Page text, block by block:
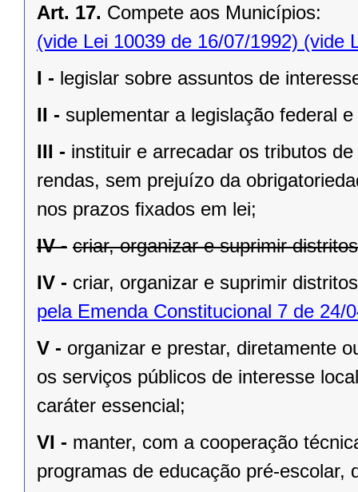
Art. 17. Compete aos Municípios:
(vide Lei 10039 de 16/07/1992) (vide
I - legislar sobre assuntos de
II - suplementar a legislação federal
III - instituir e arrecadar os tributos
rendas, sem prejuízo da
nos prazos ﬁxados em lei;
IV - criar, organizar e suprimir
IV - criar, organizar e suprimir
pela Emenda Constitucional 7 de 24/
V - organizar e prestar, diretamente
os serviços públicos de interesse
caráter essencial;
VI - manter, com a cooperação
programas de educação pré-escolar,